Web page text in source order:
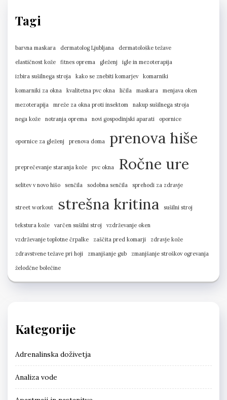
Tagi
barvna maskara dermatolog Ljubljana
dermatološke težave
elastičnost kože
fitnes oprema gleženj
igle in mezoterapija
izbira sušilnega stroja
kako se znebiti komarjev
komarniki
komarniki za okna
kvalitetna pvc okna ličila maskara
menjava oken
mezoterapija
mreže za okna proti insektom
nakup sušilnega stroja
nega kože
notranja oprema novi gospodinjski aparati opornice
opornice za gleženj prenova doma prenova hiše
preprečevanje staranja kože pvc okna Ročne ure
selitev v novo hišo senčila sodobna senčila sprehodi za zdravje
street workout strešna kritina sušilni stroj
tekstura kože varčen sušilni stroj
vzdrževanje oken
vzdrževanje toplotne črpalke
zaščita pred komarji
zdravje kože
zdravstvene težave pri hoji
zmanjšanje gub
zmanjšanje stroškov ogrevanja
želodčne bolečine
Kategorije
Adrenalinska doživetja
Analiza vode